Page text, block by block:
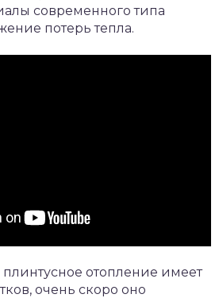
современного типа
потерь тепла.
плинтусное отопление имеет
очень скоро оно